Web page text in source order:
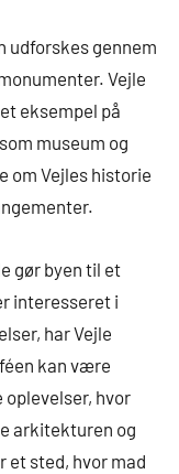
udforskes gennem
Vejle
eksempel på
museum og
om Vejles historie
gør byen til et
interesseret i
har Vejle
kan være
hvor
arkitekturen og
et sted, hvor mad